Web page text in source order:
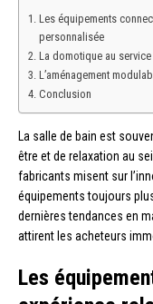
Les équipements
personnalisée
La domotique au
L’aménagement
Conclusion
La salle de bain est
être et de relaxation au
fabricants misent sur
équipements toujours
dernières tendances en
attirent les acheteurs
Les